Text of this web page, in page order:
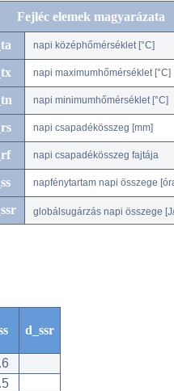
Fejléc elemek magyarázata
napi középhőmérséklet [°C]
napi maximumhőmérséklet [°C]
napi minimumhőmérséklet [°C]
napi csapadékösszeg [mm]
napi csapadékösszeg fajtája
napfénytartam napi összege
globálsugárzás napi összege
d_ssr